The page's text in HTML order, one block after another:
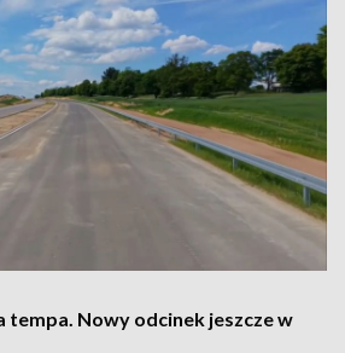
tempa. Nowy odcinek jeszcze w